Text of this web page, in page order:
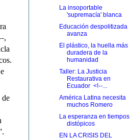
de
La insoportable
'supremacía' blanca
Educación despolitizada
avanza
El plástico, la huella más
duradera de la
humanidad
Taller: La Justicia
Restaurativa en
Ecuador <!--...
América Latina necesita
muchos Romero
La esperanza en tiempos
distópicos
EN LA CRISIS DEL